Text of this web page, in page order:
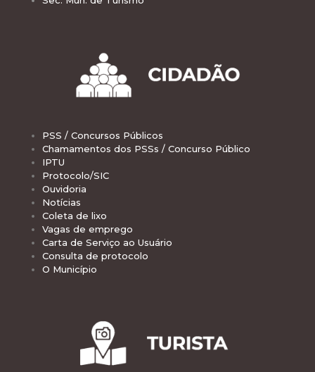
PSS / Concursos Públicos
Chamamentos dos PSSs / Concurso Público
IPTU
Protocolo/SIC
Ouvidoria
Notícias
Coleta de lixo
Vagas de emprego
Carta de Serviço ao Usuário
Consulta de protocolo
O Município